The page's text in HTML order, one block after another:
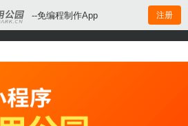
--免编程制作App 注册